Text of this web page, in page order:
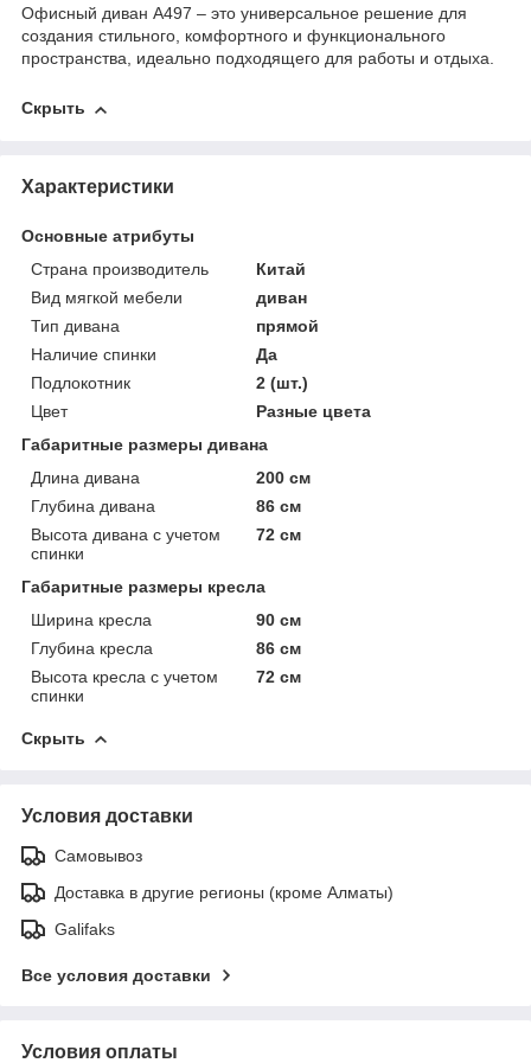
Офисный диван А497 – это универсальное решение для
создания стильного, комфортного и функционального
пространства, идеально подходящего для работы и отдыха.
Скрыть
Характеристики
Основные атрибуты
Страна производитель
Китай
Вид мягкой мебели
диван
Тип дивана
прямой
Наличие спинки
Да
Подлокотник
2 (шт.)
Цвет
Разные цвета
Габаритные размеры дивана
Длина дивана
200 см
Глубина дивана
86 см
Высота дивана с учетом
спинки
72 см
Габаритные размеры кресла
Ширина кресла
90 см
Глубина кресла
86 см
Высота кресла с учетом
спинки
72 см
Скрыть
Условия доставки
Самовывоз
Доставка в другие регионы (кроме Алматы)
Galifaks
Все условия доставки
Условия оплаты